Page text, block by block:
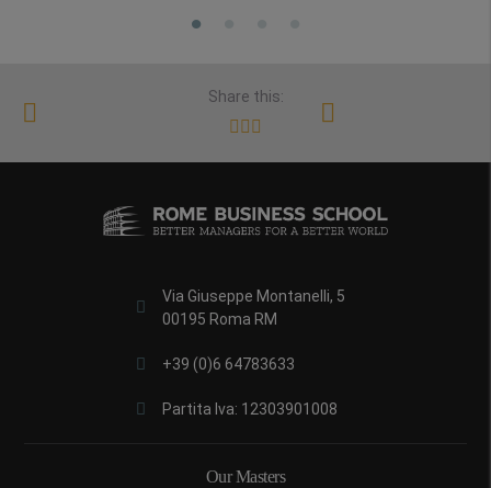
Share this:
Via Giuseppe Montanelli, 5
00195 Roma RM
+39 (0)6 64783633
Partita Iva: 12303901008
Our Masters